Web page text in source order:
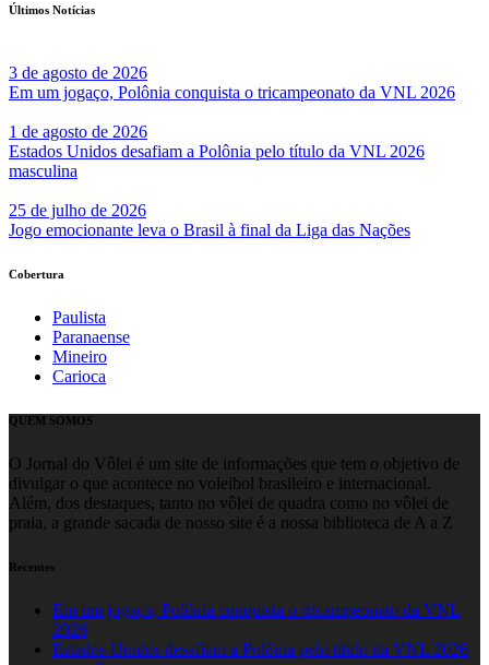
Últimos Notícias
3 de agosto de 2026
Em um jogaço, Polônia conquista o tricampeonato da VNL 2026
1 de agosto de 2026
Estados Unidos desafiam a Polônia pelo título da VNL 2026
masculina
25 de julho de 2026
Jogo emocionante leva o Brasil à final da Liga das Nações
Cobertura
Paulista
Paranaense
Mineiro
Carioca
QUEM SOMOS
O Jornal do Vôlei é um site de informações que tem o objetivo de
divulgar o que acontece no voleibol brasileiro e internacional.
Além, dos destaques, tanto no vôlei de quadra como no vôlei de
praia, a grande sacada de nosso site é a nossa biblioteca de A a Z
Recentes
Em um jogaço, Polônia conquista o tricampeonato da VNL
2026
Estados Unidos desafiam a Polônia pelo título da VNL 2026